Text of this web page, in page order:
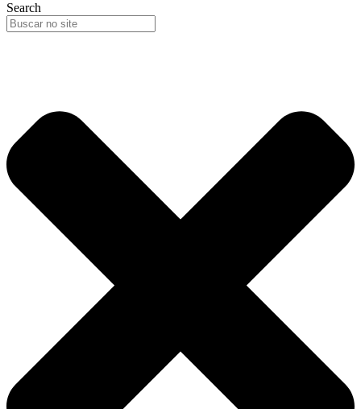
Search